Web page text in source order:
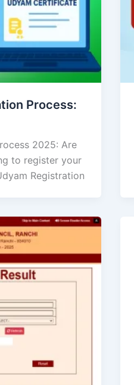
Process:
2025: Are
to register your
Registration